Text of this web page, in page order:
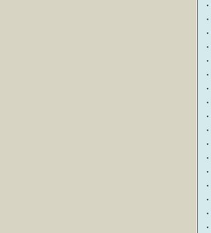
・
・
・
・
・
・
・
・
・
・
・
・
・
・
・
・
・